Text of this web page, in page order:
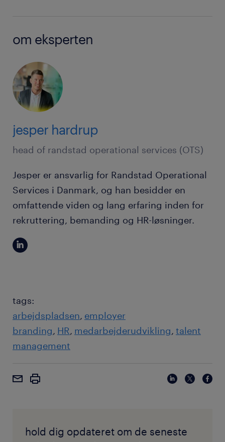
om eksperten
jesper hardrup
head of randstad operational services (OTS)
Jesper er ansvarlig for Randstad Operational
Services i Danmark, og han besidder en
omfattende viden og lang erfaring inden for
rekruttering, bemanding og HR-løsninger.
tags:
arbejdspladsen employer
branding HR medarbejderudvikling talent
management
hold dig opdateret om de seneste